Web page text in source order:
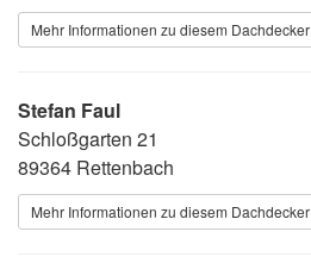
Mehr Informationen zu diesem Dachdecker
Stefan Faul
Schloßgarten 21
89364 Rettenbach
Mehr Informationen zu diesem Dachdecker